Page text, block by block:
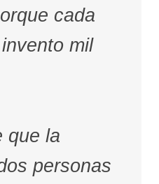
cada
mil
que la
personas